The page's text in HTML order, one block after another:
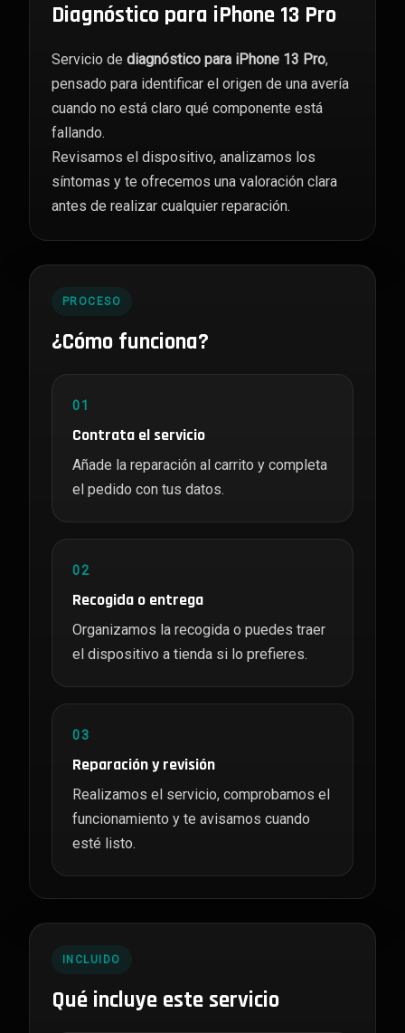
Diagnóstico para iPhone 13 Pro
Servicio de diagnóstico para iPhone 13 Pro,
pensado para identificar el origen de una avería
cuando no está claro qué componente está
fallando.
Revisamos el dispositivo, analizamos los
síntomas y te ofrecemos una valoración clara
antes de realizar cualquier reparación.
PROCESO
¿Cómo funciona?
01
Contrata el servicio
Añade la reparación al carrito y completa
el pedido con tus datos.
02
Recogida o entrega
Organizamos la recogida o puedes traer
el dispositivo a tienda si lo prefieres.
03
Reparación y revisión
Realizamos el servicio, comprobamos el
funcionamiento y te avisamos cuando
esté listo.
INCLUIDO
Qué incluye este servicio